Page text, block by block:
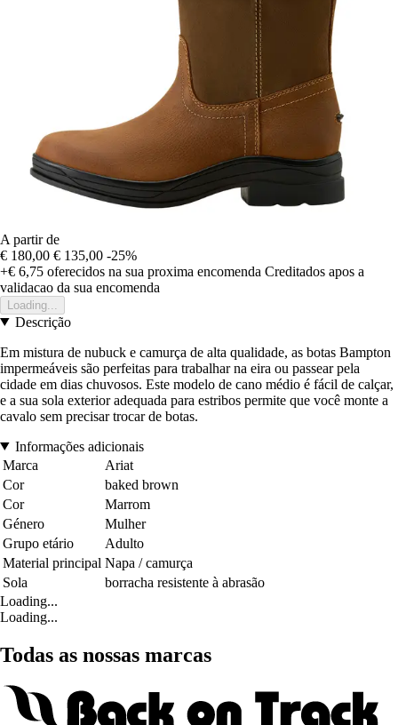
A partir de
€ 180,00 € 135,00 -25%
+€ 6,75 oferecidos na sua proxima encomenda Creditados apos a
validacao da sua encomenda
Loading...
Descrição
Em mistura de nubuck e camurça de alta qualidade, as botas Bampton
impermeáveis são perfeitas para trabalhar na eira ou passear pela
cidade em dias chuvosos. Este modelo de cano médio é fácil de calçar,
e a sua sola exterior adequada para estribos permite que você monte a
cavalo sem precisar trocar de botas.
Informações adicionais
Marca
Ariat
Cor
baked brown
Cor
Marrom
Género
Mulher
Grupo etário
Adulto
Material principal Napa / camurça
Sola
borracha resistente à abrasão
Loading...
Loading...
Todas as nossas marcas